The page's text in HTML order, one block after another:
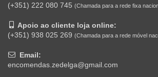
(+351) 222 080 745 (Chamada para a rede fixa
Apoio ao cliente loja online:
(+351) 938 025 269 (Chamada para a rede móvel
Email:
encomendas.zedelga@gmail.com